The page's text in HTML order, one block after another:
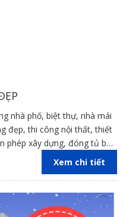
nhà phố, biệt thự, nhà mái
đẹp, thi công nội thất, thiết
phép xây dựng, đóng tủ bếp
Dương, TP Hồ Chí Minh,
Xem chi tiết